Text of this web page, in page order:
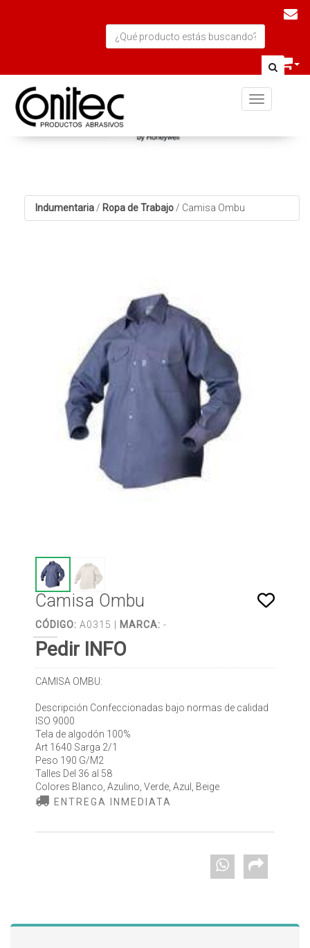
Toggle
Indumentaria / Ropa de Trabajo / Camisa Ombu
Camisa Ombu
CÓDIGO: A0315 | MARCA: -
Pedir INFO
CAMISA OMBU:
Descripción Confeccionadas bajo normas de calidad
ISO 9000
Tela de algodón 100%
Art 1640 Sarga 2/1
Peso 190 G/M2
Talles Del 36 al 58
Colores Blanco, Azulino, Verde, Azul, Beige
ENTREGA INMEDIATA